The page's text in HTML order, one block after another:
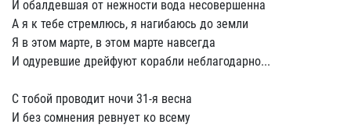
И обалдевшая от нежности вода несовершенна
А я к тебе стремлюсь, я нагибаюсь до земли
Я в этом марте, в этом марте навсегда
И одуревшие дрейфуют корабли неблагодарно...
С тобой проводит ночи 31-я весна
И без сомнения ревнует ко всему